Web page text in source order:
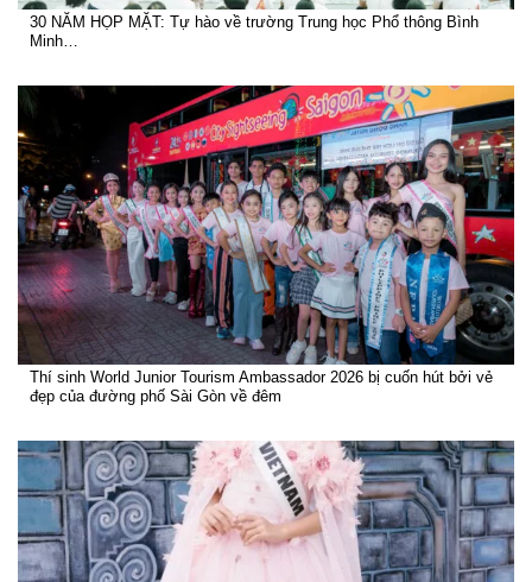
30 NĂM HỌP MẶT: Tự hào về trường Trung học Phổ thông Bình
Minh…
Thí sinh World Junior Tourism Ambassador 2026 bị cuốn hút bởi vẻ
đẹp của đường phố Sài Gòn về đêm